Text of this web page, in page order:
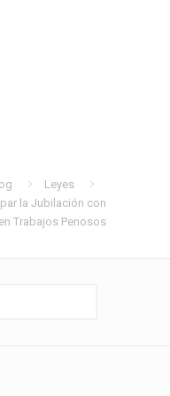
Leyes
la Jubilación con
Trabajos Penosos